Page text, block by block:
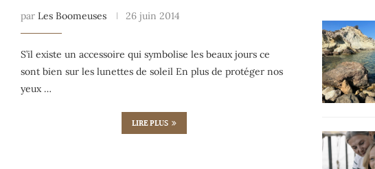
par Les Boomeuses 26 juin 2014
S’il existe un accessoire qui symbolise les beaux jours ce
sont bien sur les lunettes de soleil En plus de protéger nos
yeux …
LIRE PLUS